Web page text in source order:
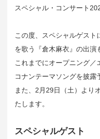
スペシャル・コンサート
この度、スペシャルゲスト
を歌う『倉木麻衣』の出演
これまでにオープニング
コナンテーマソングを披露
また、2月29日（土）より
たします。
スペシャルゲスト